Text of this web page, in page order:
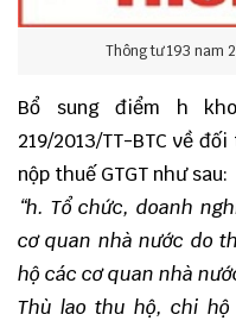
Thông tư 193 nam
Bổ sung điểm h
219/2013/TT-BTC về
nộp thuế GTGT như sau:
“h. Tổ chức, doanh
cơ quan nhà nước do
hộ các cơ quan nhà
Thù lao thu hộ, chi